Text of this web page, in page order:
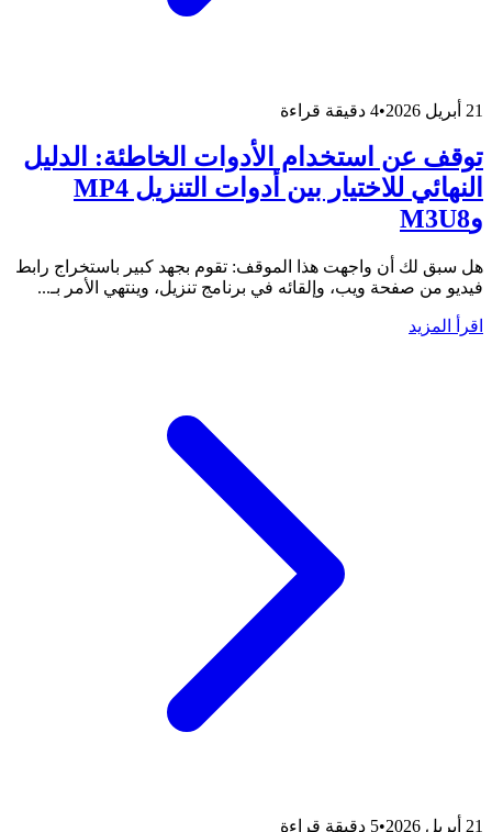
21 أبريل 2026 •4 دقيقة قراءة
توقف عن استخدام الأدوات الخاطئة: الدليل
النهائي للاختيار بين أدوات التنزيل MP4
وM3U8
هل سبق لك أن واجهت هذا الموقف: تقوم بجهد كبير باستخراج رابط
فيديو من صفحة ويب، وإلقائه في برنامج تنزيل، وينتهي الأمر بـ...
اقرأ المزيد
21 أبريل 2026 •5 دقيقة قراءة